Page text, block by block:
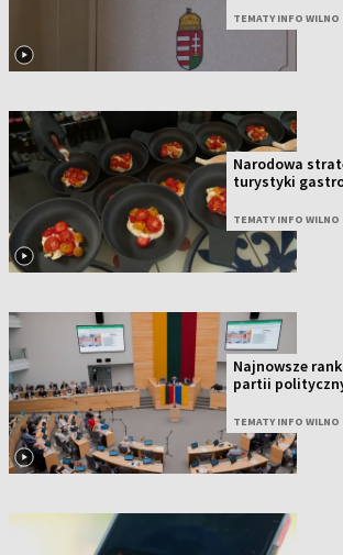
TEMATY INFO WILNO
Narodowa
turystyki
TEMATY INFO WILNO
Najnowsze
partii
TEMATY INFO WILNO